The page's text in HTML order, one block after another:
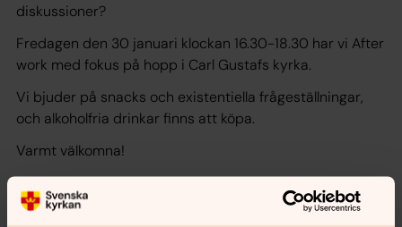
diskussioner?
Fredagen den 30 januari klockan 16.30-18.30 har vi After
work med fokus på hopp i Carl Gustafs kyrka.
Vi bjuder på snacks och existentiella frågeställningar,
och alkoholfria drinkar finns att köpa.
Varmt välkomna!